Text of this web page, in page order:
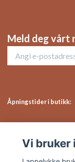
Meld deg vårt
Åpningstider i butikk:
Vi bruker